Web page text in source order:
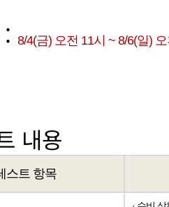
8/4(금) 오전 11시 ~ 8/6(일)
내용
스트 항목